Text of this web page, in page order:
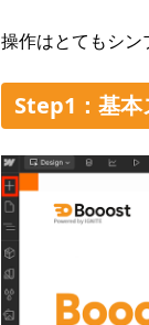
操作はとてもシン
Step1：基本